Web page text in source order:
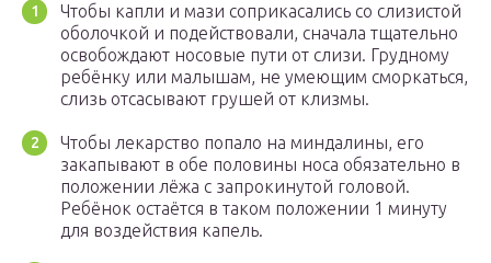
Чтобы капли и мази соприкасались со слизистой
оболочкой и подействовали, сначала тщательно
освобождают носовые пути от слизи. Грудному
ребёнку или малышам, не умеющим сморкаться,
слизь отсасывают грушей от клизмы.
Чтобы лекарство попало на миндалины, его
закапывают в обе половины носа обязательно в
положении лёжа с запрокинутой головой.
Ребёнок остаётся в таком положении 1 минуту
для воздействия капель.